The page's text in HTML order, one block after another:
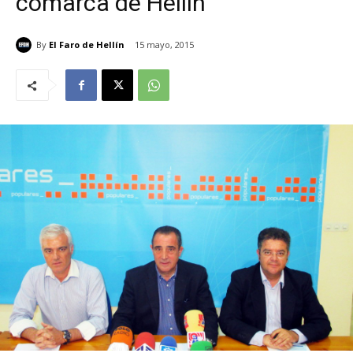
By El Faro de Hellín 15 mayo, 2015